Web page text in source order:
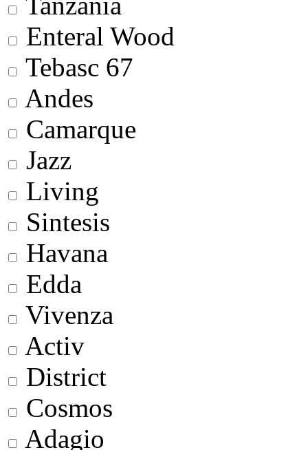
Enteral Wood
Tebasc 67
Andes
Camarque
Jazz
Living
Sintesis
Havana
Edda
Vivenza
Activ
District
Cosmos
Adagio